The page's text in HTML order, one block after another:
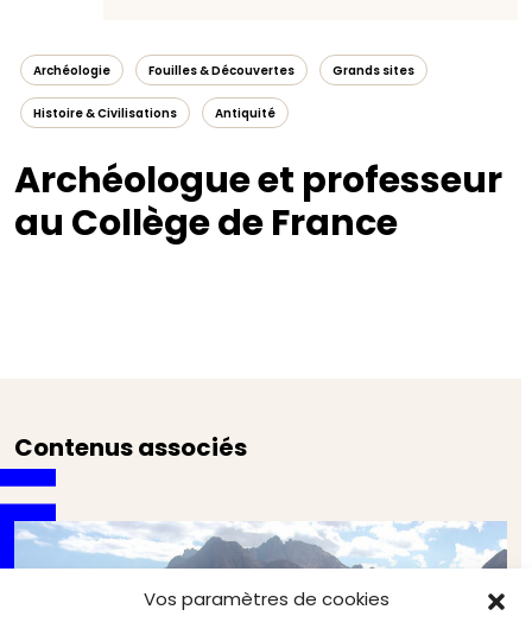
Vos paramètres de cookies
Archéologie Fouilles & Découvertes Grands sites
Histoire & Civilisations Antiquité
Archéologue et professeur
au Collège de France
Contenus associés